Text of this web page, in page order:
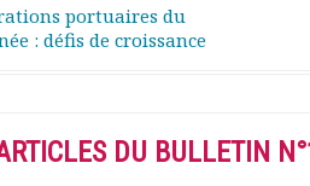
portuaires du
: défis de croissance
DU BULLETIN